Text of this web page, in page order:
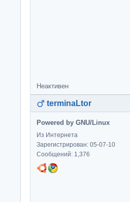
Неактивен
terminaLtor
Powered by GNU/Linux
Из Интернета
Зарегистрирован: 05-07-10
Сообщений: 1,376